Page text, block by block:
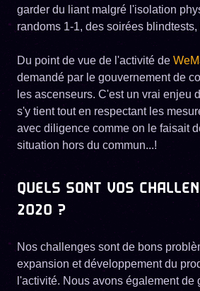
garder du liant malgré l'isolation
randoms 1-1, des soirées blindtests,
Du point de vue de l'activité de
demandé par le gouvernement de
les ascenseurs. C'est un vrai enjeu
s'y tient tout en respectant les
avec diligence comme on le faisait
situation hors du commun...!
QUELS SONT VOS
2020 ?
Nos challenges sont de bons
expansion et développement du
l'activité. Nous avons également de